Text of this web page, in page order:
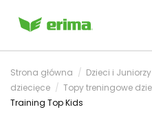
Strona główna Dzieci i Juniorzy
dziecięce
Topy treningowe
Training Top Kids